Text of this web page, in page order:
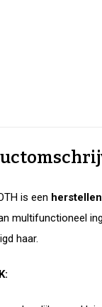
is een
multifunctioneel
haar.